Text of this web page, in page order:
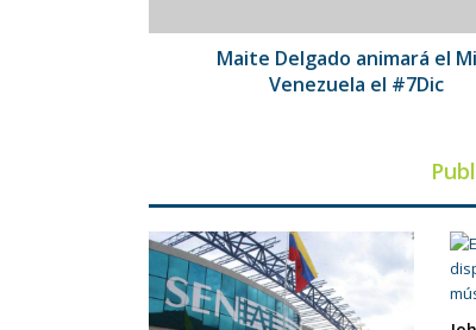
Maite Delgado animará el
Venezuela el #7Dic